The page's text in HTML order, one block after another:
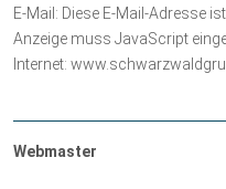
E-Mail: Diese E-Mail-Adresse
Anzeige muss JavaScript
Internet:
Webmaster